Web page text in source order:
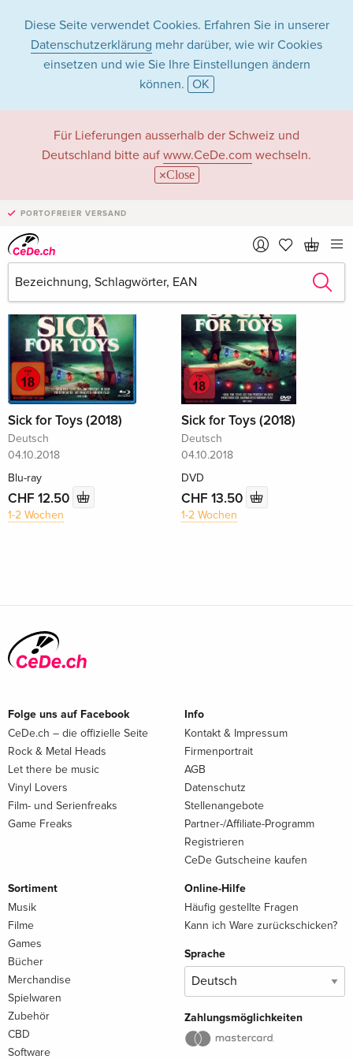
Diese Seite verwendet Cookies. Erfahren Sie in unserer
Datenschutzerklärung mehr darüber, wie wir Cookies
einsetzen und wie Sie Ihre Einstellungen ändern
können. OK
Für Lieferungen ausserhalb der Schweiz und
Deutschland bitte auf www.CeDe.com wechseln.
Close
PORTOFREIER VERSAND
Justin Xavier
Justin Xavier als Schauspieler/in
Sick for Toys (2018)
Deutsch
04.10.2018
Blu-ray
CHF 12.50
1-2 Wochen
Sick for Toys (2018)
Deutsch
04.10.2018
DVD
CHF 13.50
1-2 Wochen
Folge uns auf Facebook
CeDe.ch – die offizielle Seite
Rock & Metal Heads
Let there be music
Vinyl Lovers
Film- und Serienfreaks
Game Freaks
Info
Kontakt & Impressum
Firmenportrait
AGB
Datenschutz
Stellenangebote
Partner-/Affiliate-Programm
Registrieren
CeDe Gutscheine kaufen
Sortiment
Musik
Filme
Games
Bücher
Merchandise
Spielwaren
Zubehör
CBD
Software
Online-Hilfe
Häufig gestellte Fragen
Kann ich Ware zurückschicken?
Sprache
Zahlungsmöglichkeiten